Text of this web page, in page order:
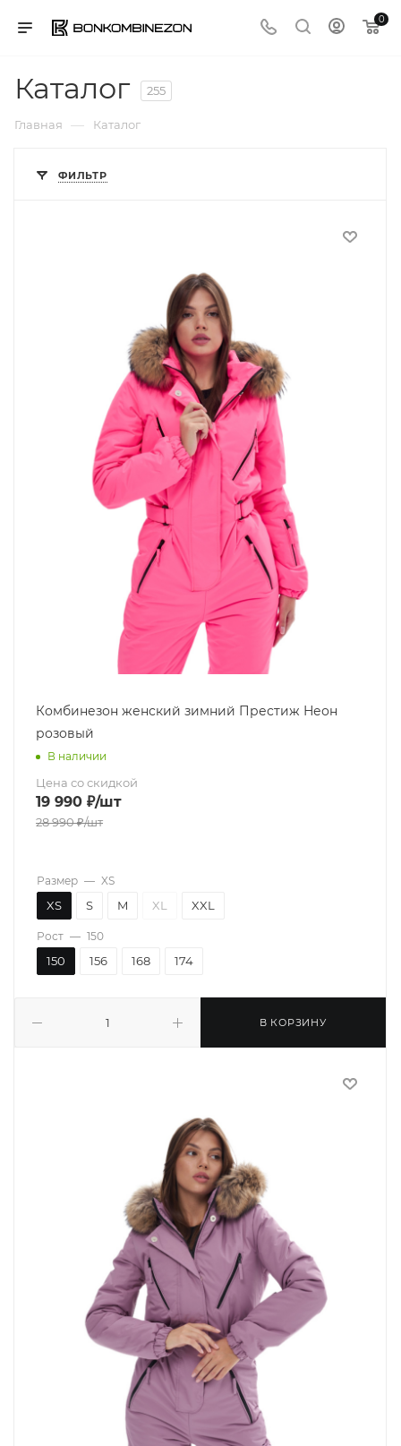
0
Каталог 255
Главная — Каталог
ФИЛЬТР
Комбинезон женский зимний Престиж Неон
розовый
В наличии
Цена со скидкой
19 990 ₽/шт
28 990₽/шт
В КОРЗИНУ
Размер — XS
XS S M XL XXL
Рост — 150
150 156 168 174